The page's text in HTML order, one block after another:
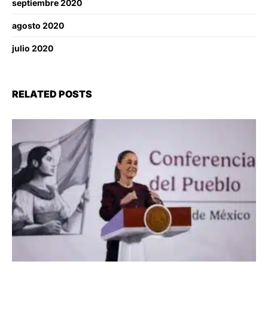
septiembre 2020
agosto 2020
julio 2020
RELATED POSTS